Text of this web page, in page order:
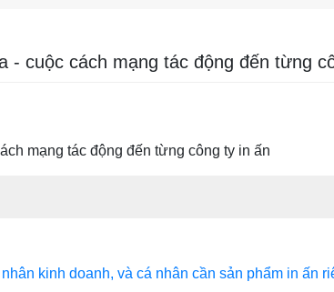
- cuộc cách mạng tác động đến từng
mạng tác động đến từng công ty in ấn
kinh doanh, và cá nhân cần sản phẩm in ấn